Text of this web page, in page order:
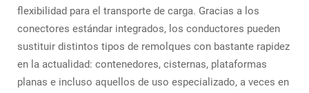
flexibilidad para el transporte de carga. Gracias a los
conectores estándar integrados, los conductores pueden
sustituir distintos tipos de remolques con bastante rapidez
en la actualidad: contenedores, cisternas, plataformas
planas e incluso aquellos de uso especializado, a veces en